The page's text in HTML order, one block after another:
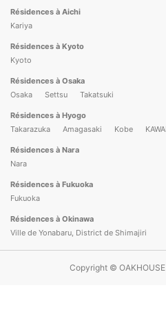
Résidences à Aichi
Kariya
Résidences à Kyoto
Kyoto
Résidences à Osaka
Osaka
Settsu Takatsuki
Résidences à Hyogo
Takarazuka
Amagasaki Kobe
Résidences à Nara
Nara
Résidences à Fukuoka
Fukuoka
Résidences à Okinawa
Ville de Yonabaru, District de Shimajiri
Copyright ©